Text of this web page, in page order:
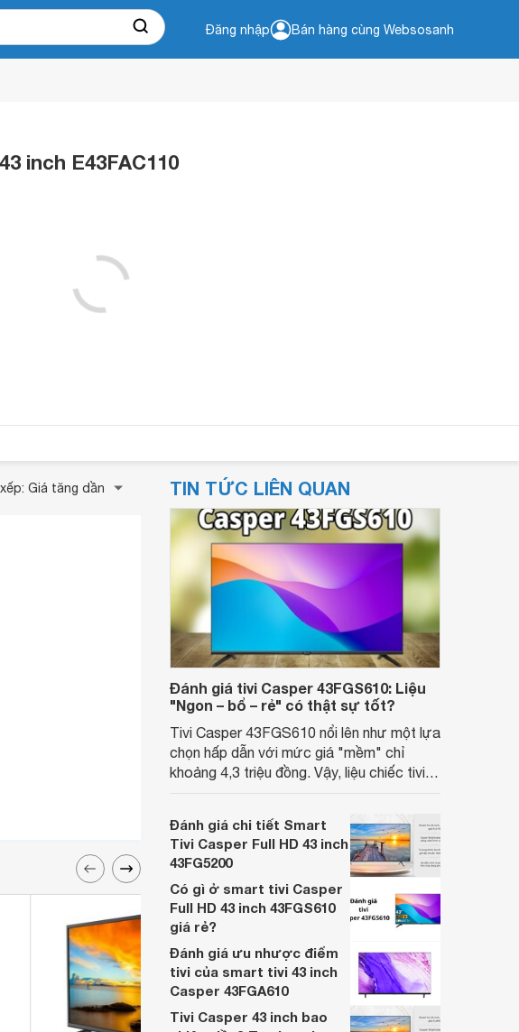
Đăng nhập Bán hàng cùng Websosanh
inch E43FAC110
Giá tăng dần TIN TỨC LIÊN QUAN
Đánh giá tivi Casper 43FGS610: Liệu
"Ngon – bổ – rẻ" có thật sự tốt?
Tivi Casper 43FGS610 nổi lên như một lựa
chọn hấp dẫn với mức giá "mềm" chỉ
khoảng 4,3 triệu đồng. Vậy, liệu chiếc tivi
xứng đáng với số tiền bỏ ra, hay chỉ là một
sản phẩm "giá rẻ" với nhiều hạn chế?
Đánh giá chi tiết Smart
Tivi Casper Full HD 43 inch
43FG5200
Có gì ở smart tivi Casper
Full HD 43 inch 43FGS610
giá rẻ?
Đánh giá ưu nhược điểm
tivi của smart tivi 43 inch
Casper 43FGA610
Tivi Casper 43 inch bao